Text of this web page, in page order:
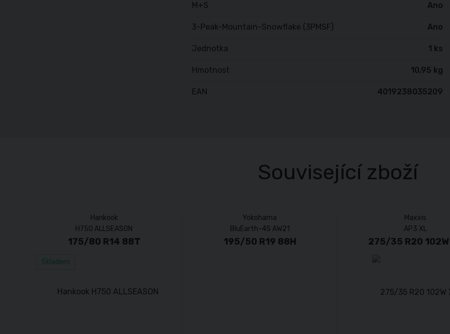
M+S Ano
3-Peak-Mountain-Snowflake (3PMSF) Ano
Jednotka 1 ks
Hmotnost 10,95 kg
EAN 4019238035209
Související zboží
Hankook
H750 ALLSEASON
175/80 R14 88T
Skladem
Yokohama
BluEarth-4S AW21
195/50 R19 88H
Maxxis
AP3 XL
275/35 R20 102W